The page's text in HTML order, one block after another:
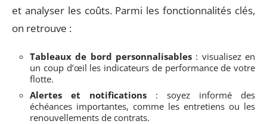
et analyser les coûts. Parmi les fonctionnalités clés,
on retrouve :
Tableaux de bord personnalisables : visualisez en
un coup d’œil les indicateurs de performance de votre
flotte.
Alertes et notifications : soyez informé des
échéances importantes, comme les entretiens ou les
renouvellements de contrats.